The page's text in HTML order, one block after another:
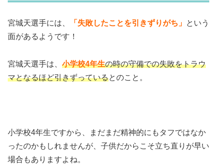
宮城天選手には、 「失敗したことを引きずりがち」 という
面があるようです！
宮城天選手は、 小学校4年生の時の守備での失敗をトラウ
マとなるほど引きずっているとのこと。
小学校4年生ですから、まだまだ精神的にもタフではなか
ったのかもしれませんが、子供だからこそ立ち直りが早い
場合もありますよね。